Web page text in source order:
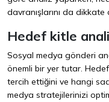
davranışlarını da
Hedef kitle
Sosyal medya gönderi
önemli bir yer tutar.
tercih ettiğini ve hangi
medya stratejilerinizi